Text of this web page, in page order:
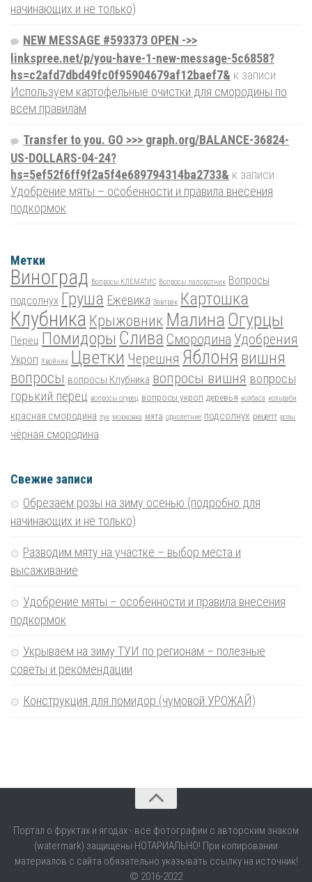
начинающих и не только)
NEW MESSAGE #593373 OPEN ->>
linkspree.net/p/you-have-1-new-message-5c6858?
hs=c2afd7dbd49fc0f95904679af12baef7& к записи
Используем картофельные очистки для смородины по
всем правилам
Transfer to you. GO >>> graph.org/BALANCE-36824-
US-DOLLARS-04-24?
hs=5ef52f6ff9f2a5f4e689794314ba2733& к записи
Удобрение мяты – особенности и правила внесения
подкормок
Метки
Виноград Вопросы КЛЕМАТИС Вопросы папоротник Вопросы
подсолнух Груша Ежевика Завтрак Картошка
Клубника Крыжовник Малина Огурцы
Перец Помидоры Слива Смородина Удобрения
Укроп Хвойник Цветки Черешня Яблоня вишня
вопросы вопросы Клубника вопросы вишня вопросы
горький перец вопросы огурец вопросы укроп деревья колбаса кольраби
красная смородина лук морковка мята однолетние подсолнух рецепт розы
чёрная смородина
Свежие записи
Обрезаем розы на зиму осенью (подробно для
начинающих и не только)
Разводим мяту на участке – выбор места и
высаживание
Удобрение мяты – особенности и правила внесения
подкормок
Укрываем на зиму ТУИ по регионам – полезные
советы и рекомендации
Конструкция для помидор (чумовой УРОЖАЙ)
Портал о фруктах и ягодах - все фотографии с авторским знаком
(watermark) защищены НОТАРИАЛЬНО! При копировании
материалов с сайта обязательно указывать ссылку на источник!
© 2016-2022